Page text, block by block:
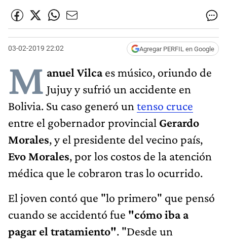
03-02-2019 22:02 Agregar PERFIL en Google
M anuel Vilcaes músico, oriundo de
Jujuy y sufrió un accidente en
Bolivia. Su caso generó un tenso cruce
entre el gobernador provincial Gerardo
Morales, y el presidente del vecino país,
Evo Morales, por los costos de la atención
médica que le cobraron tras lo ocurrido.
El joven contó que "lo primero" que pensó
cuando se accidentó fue "cómo iba a
pagar el tratamiento". "Desde un